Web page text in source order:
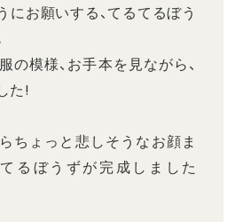
にお願いする、てるてるぼう
の模様、お手本を見ながら、
た!
ちょっと悲しそうなお顔ま
るぼうずが完成しました